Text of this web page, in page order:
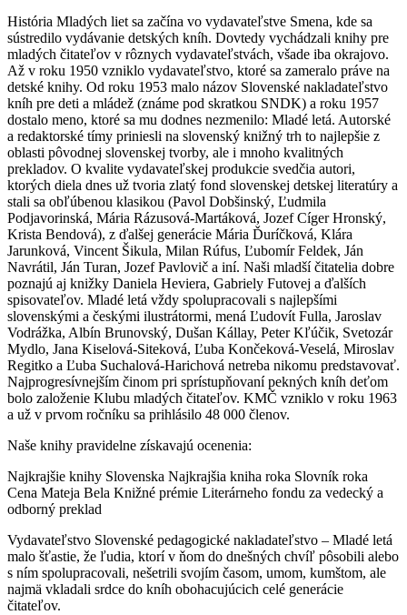
História Mladých liet sa začína vo vydavateľstve Smena, kde sa
sústredilo vydávanie detských kníh. Dovtedy vychádzali knihy pre
mladých čitateľov v rôznych vydavateľstvách, všade iba okrajovo.
Až v roku 1950 vzniklo vydavateľstvo, ktoré sa zameralo práve na
detské knihy. Od roku 1953 malo názov Slovenské nakladateľstvo
kníh pre deti a mládež (známe pod skratkou SNDK) a roku 1957
dostalo meno, ktoré sa mu dodnes nezmenilo: Mladé letá. Autorské
a redaktorské tímy priniesli na slovenský knižný trh to najlepšie z
oblasti pôvodnej slovenskej tvorby, ale i mnoho kvalitných
prekladov. O kvalite vydavateľskej produkcie svedčia autori,
ktorých diela dnes už tvoria zlatý fond slovenskej detskej literatúry a
stali sa obľúbenou klasikou (Pavol Dobšinský, Ľudmila
Podjavorinská, Mária Rázusová-Martáková, Jozef Cíger Hronský,
Krista Bendová), z ďalšej generácie Mária Ďuríčková, Klára
Jarunková, Vincent Šikula, Milan Rúfus, Ľubomír Feldek, Ján
Navrátil, Ján Turan, Jozef Pavlovič a iní. Naši mladší čitatelia dobre
poznajú aj knižky Daniela Heviera, Gabriely Futovej a ďalších
spisovateľov. Mladé letá vždy spolupracovali s najlepšími
slovenskými a českými ilustrátormi, mená Ľudovít Fulla, Jaroslav
Vodrážka, Albín Brunovský, Dušan Kállay, Peter Kľúčik, Svetozár
Mydlo, Jana Kiselová-Siteková, Ľuba Končeková-Veselá, Miroslav
Regitko a Ľuba Suchalová-Harichová netreba nikomu predstavovať.
Najprogresívnejším činom pri sprístupňovaní pekných kníh deťom
bolo založenie Klubu mladých čitateľov. KMČ vzniklo v roku 1963
a už v prvom ročníku sa prihlásilo 48 000 členov.
Naše knihy pravidelne získavajú ocenenia:
Najkrajšie knihy Slovenska Najkrajšia kniha roka Slovník roka
Cena Mateja Bela Knižné prémie Literárneho fondu za vedecký a
odborný preklad
Vydavateľstvo Slovenské pedagogické nakladateľstvo – Mladé letá
malo šťastie, že ľudia, ktorí v ňom do dnešných chvíľ pôsobili alebo
s ním spolupracovali, nešetrili svojím časom, umom, kumštom, ale
najmä vkladali srdce do kníh obohacujúcich celé generácie
čitateľov.